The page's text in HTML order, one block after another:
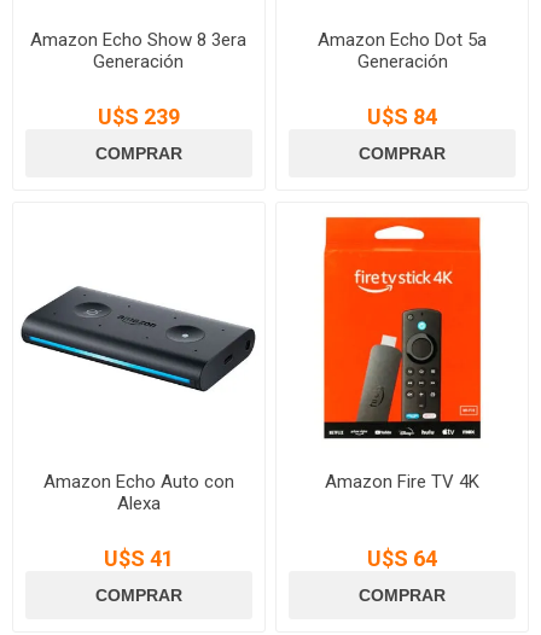
Amazon Echo Show 8 3era
Generación
U$S 239
Amazon Echo Dot 5a
Generación
U$S 84
Amazon Echo Auto con
Alexa
U$S 41
Amazon Fire TV 4K
U$S 64